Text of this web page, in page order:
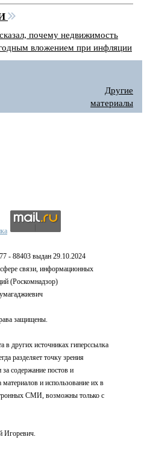
почему недвижимость
вложением при инфляции
Другие
материалы
- 88403 выдан 29.10.2024
связи, информационных
(Роскомнадзор)
защищены.
других источниках гиперссылка
разделяет точку зрения
за содержание постов и
и использование их в
СМИ, возможны только с
Игоревич.